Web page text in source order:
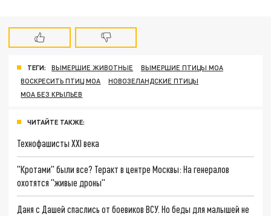
ТЕГИ: ВЫМЕРШИЕ ЖИВОТНЫЕ
ВЫМЕРШИЕ ПТИЦЫ МОА
ВОСКРЕСИТЬ ПТИЦ МОА
НОВОЗЕЛАНДСКИЕ ПТИЦЫ
МОА БЕЗ КРЫЛЬЕВ
ЧИТАЙТЕ ТАКЖЕ:
Технофашисты XXI века
"Кротами" были все? Теракт в центре Москвы: На генералов
охотятся "живые дроны"
Даня с Дашей спаслись от боевиков ВСУ. Но беды для малышей не